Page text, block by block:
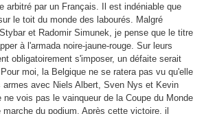
arbitré par un Français. Il est indéniable que
le toit du monde des labourés. Malgré
et Radomir Simunek, je pense que le titre
à l'armada noire-jaune-rouge. Sur leurs
obligatoirement s'imposer, un défaite serait
moi, la Belgique ne se ratera pas vu qu'elle
avec Niels Albert, Sven Nys et Kevin
ne vois pas le vainqueur de la Coupe du Monde
du podium. Après cette victoire, il